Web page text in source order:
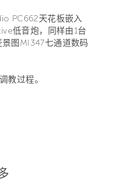
PC662天花板嵌入
低音炮，同样由1台
图MI347七通道数码
教过程。